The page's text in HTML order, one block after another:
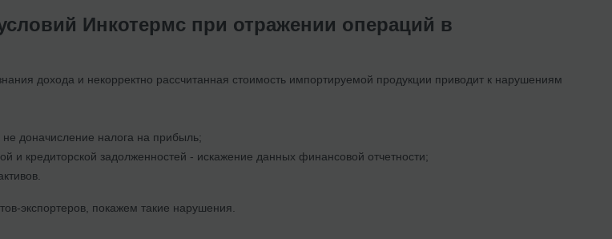
Инкотермс при отражении операций в
дохода и некорректно рассчитанная стоимость импортируемой продукции приводит к нарушениям
доначисление налога на прибыль;
и кредиторской задолженностей - искажение данных финансовой отчетности;
экспортеров, покажем такие нарушения.